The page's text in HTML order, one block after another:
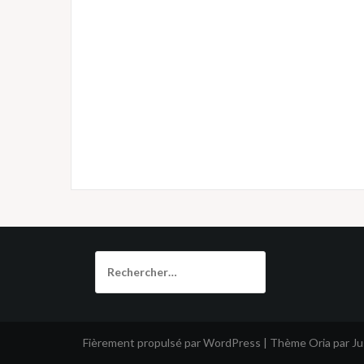
Fièrement propulsé par WordPress | Thème Oria par